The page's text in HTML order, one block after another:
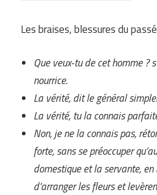
Les braises, blessures du
Que veux-tu de cet homme ?
nourrice.
La vérité, dit le général
La vérité, tu la connais
Non, je ne la connais pas,
forte, sans se préoccuper
domestique et la servante, en
d’arranger les fleurs et